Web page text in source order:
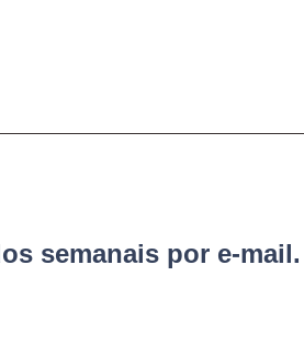
semanais por e-mail.